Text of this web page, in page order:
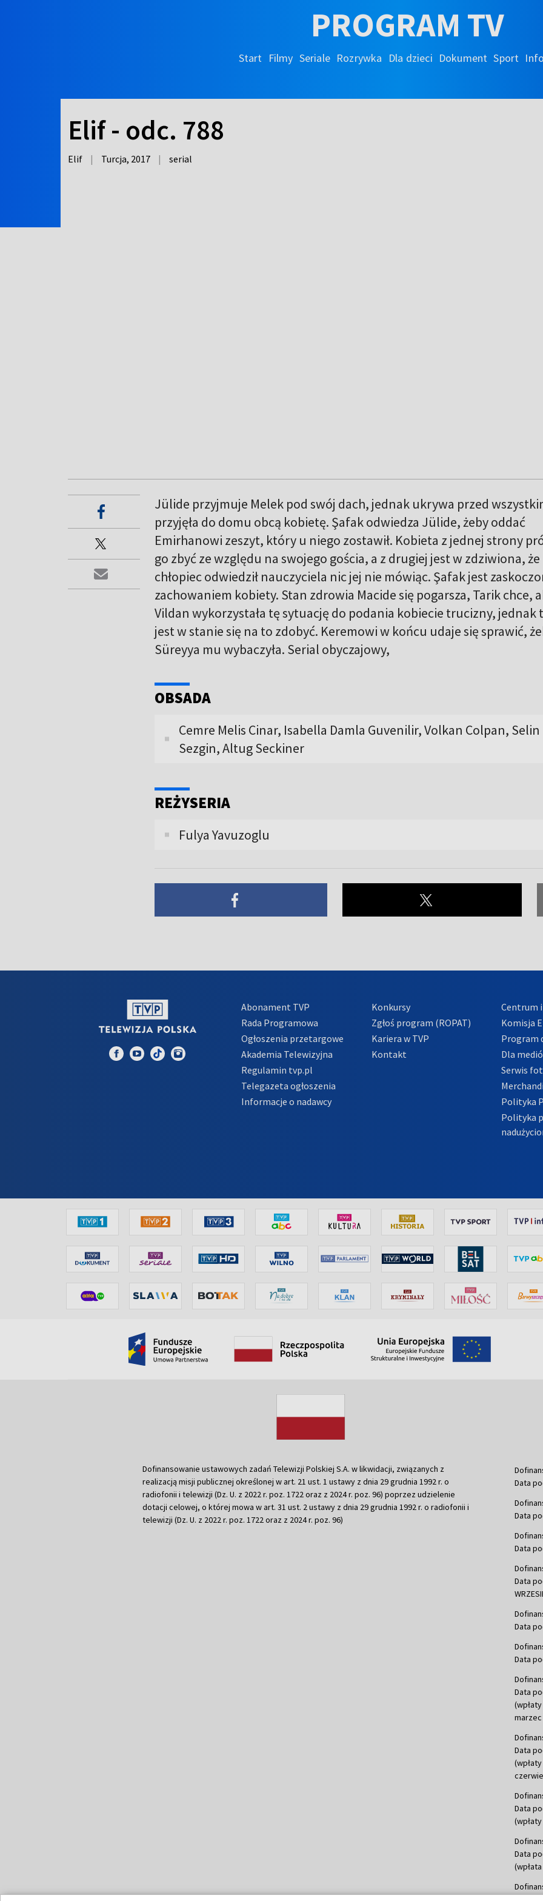
PROGRAM TV
Start Filmy Seriale Rozrywka Dla dzieci Dokument Sport
Elif - odc. 788
Elif | Turcja, 2017 | serial
Jülide przyjmuje Melek pod swój dach, jednak ukrywa przed
przyjęła do domu obcą kobietę. Şafak odwiedza Jülide, żeby oddać
Emirhanowi zeszyt, który u niego zostawił. Kobieta z jednej strony
go zbyć ze względu na swojego gościa, a z drugiej jest w zdziwiona, że
chłopiec odwiedził nauczyciela nic jej nie mówiąc. Şafak jest
zachowaniem kobiety. Stan zdrowia Macide się pogarsza, Tarik chce,
Vildan wykorzystała tę sytuację do podania kobiecie trucizny, jednak
jest w stanie się na to zdobyć. Keremowi w końcu udaje się sprawić,
Süreyya mu wybaczyła. Serial obyczajowy,
OBSADA
Cemre Melis Cinar, Isabella Damla Guvenilir, Volkan Colpan, Selin
Sezgin, Altug Seckiner
REŻYSERIA
Fulya Yavuzoglu
Abonament TVP
Rada Programowa
Ogłoszenia przetargowe
Akademia Telewizyjna
Regulamin tvp.pl
Telegazeta ogłoszenia
Informacje o nadawcy
Konkursy
Zgłoś program (ROPAT)
Kariera w TVP
Kontakt
Centrum
Komisja
Program
Dla
Serwis
Polityka
Polityka
Dofinansowanie ustawowych zadań Telewizji Polskiej S.A. w likwidacji, związanych z
realizacją misji publicznej określonej w art. 21 ust. 1 ustawy z dnia 29 grudnia 1992 r. o
radiofonii i telewizji (Dz. U. z 2022 r. poz. 1722 oraz z 2024 r. poz. 96) poprzez udzielenie
dotacji celowej, o której mowa w art. 31 ust. 2 ustawy z dnia 29 grudnia 1992 r. o radiofonii i
telewizji (Dz. U. z 2022 r. poz. 1722 oraz z 2024 r. poz. 96)
Data
Data
Data
Data
Data
Data
Data
marzec
Data
Data
Data